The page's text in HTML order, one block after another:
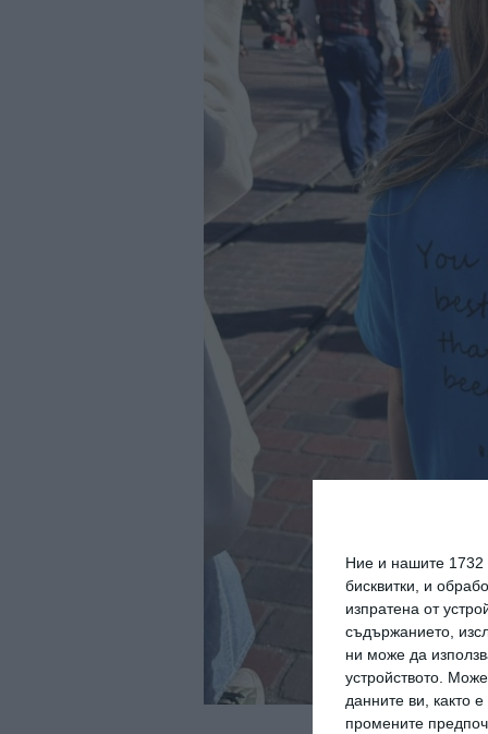
Ние и нашите 1732
бисквитки, и
изпратена от
съдържанието,
ни може да
устройството.
данните ви, както
промените